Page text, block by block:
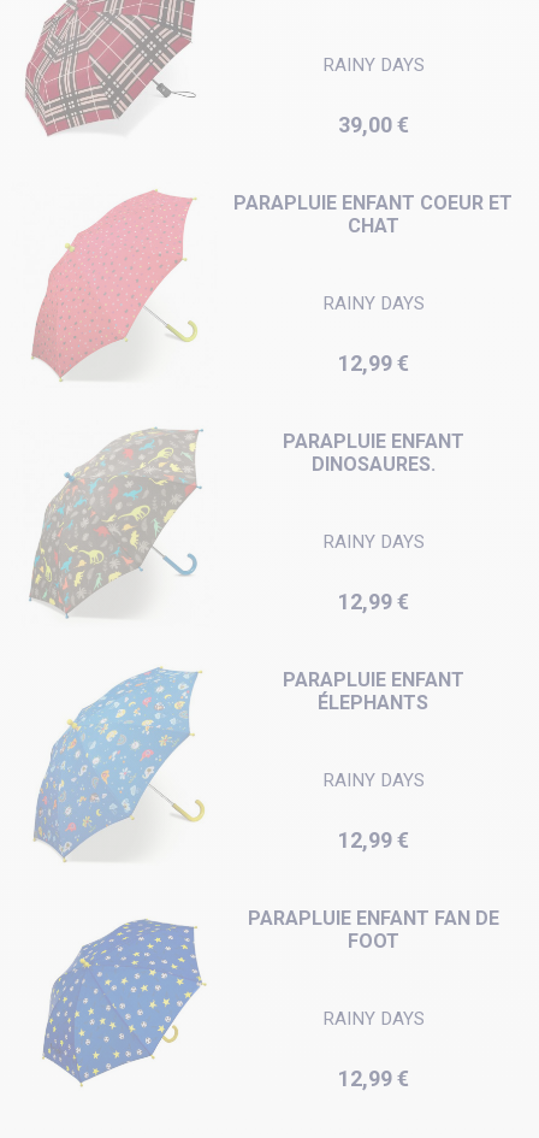
RAINY DAYS
Prix
39,00 €
PARAPLUIE ENFANT COEUR ET
CHAT
RAINY DAYS
Prix
12,99 €
PARAPLUIE ENFANT
DINOSAURES.
RAINY DAYS
Prix
12,99 €
PARAPLUIE ENFANT
ÉLEPHANTS
RAINY DAYS
Prix
12,99 €
PARAPLUIE ENFANT FAN DE
FOOT
RAINY DAYS
Prix
12,99 €